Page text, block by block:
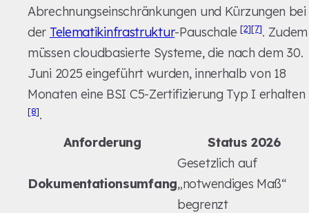
Abrechnungseinschränkungen und Kürzungen bei
der Telematikinfrastruktur-Pauschale [2][7]. Zudem
müssen cloudbasierte Systeme, die nach dem 30.
Juni 2025 eingeführt wurden, innerhalb von 18
Monaten eine BSI C5-Zertifizierung Typ I erhalten
[8].
Anforderung
Status 2026
Dokumentationsumfang
Gesetzlich auf
„notwendiges Maß“
begrenzt